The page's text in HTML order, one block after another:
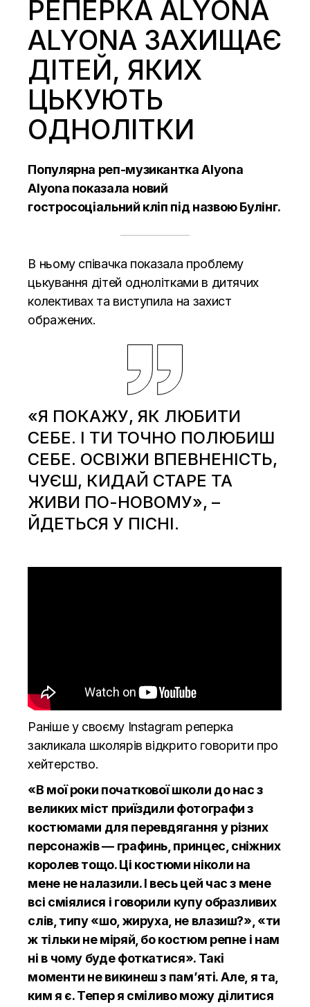
РЕПЕРКА АLYONA
АLYONA ЗАХИЩАЄ
ДІТЕЙ, ЯКИХ
ЦЬКУЮТЬ
ОДНОЛІТКИ
Популярна реп-музикантка Аlyona
Аlyona показала новий
гостросоціальний кліп під назвою Булiнг.
В ньому співачка показала проблему
цькування дітей однолітками в дитячих
колективах та виступила на захист
ображених.
«Я ПОКАЖУ, ЯК ЛЮБИТИ
СЕБЕ. І ТИ ТОЧНО ПОЛЮБИШ
СЕБЕ. ОСВІЖИ ВПЕВНЕНІСТЬ,
ЧУЄШ, КИДАЙ СТАРЕ ТА
ЖИВИ ПО-НОВОМУ», –
ЙДЕТЬСЯ У ПІСНІ.
Раніше у своєму Instagram реперка
закликала школярів відкрито говорити про
хейтерство.
«В мої роки початкової школи до нас з
великих мiст приїздили фотографи з
костюмами для перевдягання у рiзних
персонажiв — графинь, принцес, снiжних
королев тощо. Цi костюми нiколи на
мене не налазили. I весь цей час з мене
всi сміялися i говорили купу образливих
слiв, типу «шо, жируха, не влазиш?», «ти
ж тiльки не мiряй, бо костюм репне i нам
нi в чому буде фоткатися». Такі
моменти не викинеш з пам’яті. Але, я та,
ким я є. Тепер я сміливо можу ділитися